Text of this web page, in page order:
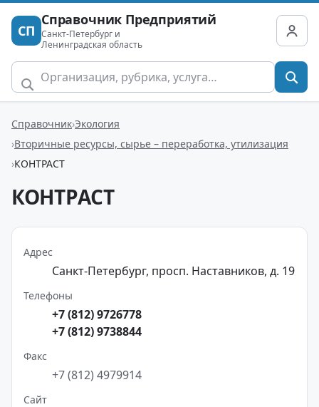
СП
Справочник Предприятий
Санкт-Петербург и
Ленинградская область
Справочник Экология
Вторичные ресурсы, сырье – переработка, утилизация
КОНТРАСТ
КОНТРАСТ
Адрес
Санкт-Петербург, просп. Наставников, д. 19
Телефоны
+7 (812) 9726778
+7 (812) 9738844
Факс
+7 (812) 4979914
Сайт